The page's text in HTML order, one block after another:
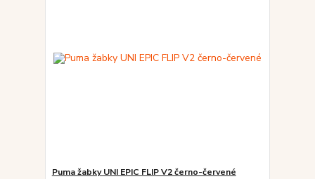
Puma žabky UNI EPIC FLIP V2 černo-červené